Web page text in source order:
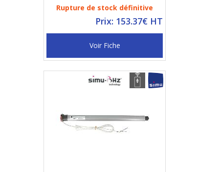
Rupture de stock définitive
Prix: 153.37€ HT
Voir Fiche